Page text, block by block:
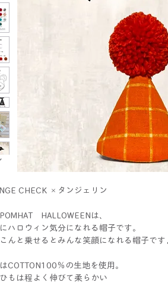
CHECK ×タンジェリン
HALLOWEENは、
ハロウィン気分になれる帽子です。
んと乗せるとみんな笑顔になれる帽子で
COTTON100％の生地を使用。
もは程よく伸びて柔らかい